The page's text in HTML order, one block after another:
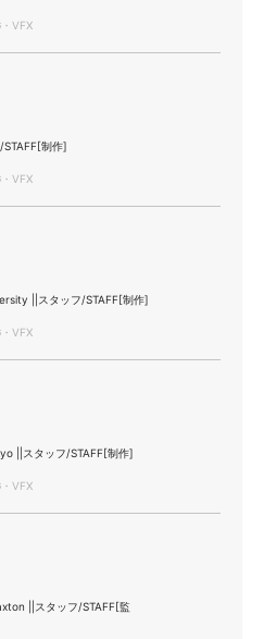
VFX
制作]
VFX
||スタッフ/STAFF[制作]
VFX
||スタッフ/STAFF[制作]
VFX
||スタッフ/STAFF[監